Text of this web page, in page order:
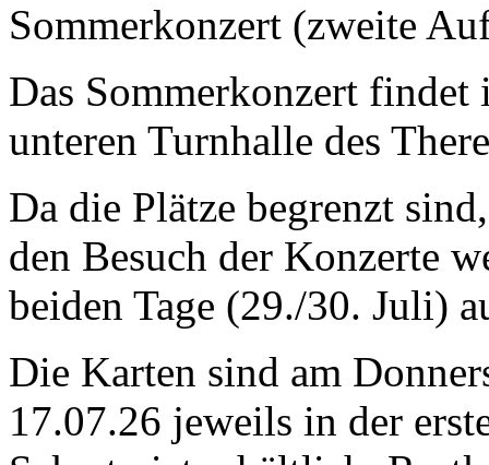
Sommerkonzert (zweite
Das Sommerkonzert
unteren Turnhalle des
Da die Plätze begrenzt
den Besuch der Konzerte
beiden Tage (29./30. Juli)
Die Karten sind am
17.07.26 jeweils in der